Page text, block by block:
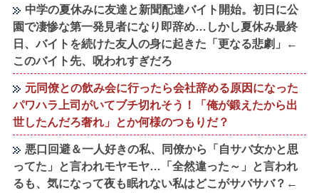
中学の夏休みに友達と新聞配達バイト開始。初日に公
園で凄惨な第一発見者になり即辞め…しかし夏休み最終
日、バイトを続けた友人の身に起きた「更なる悲劇」←
このバイト先、呪われすぎだろ
元同僚との飲み会に行ったら会社辞める原因になった
パワハラ上司がいてブチ切れそう！「俺が鍛えたから出
世したんだろ奢れ」とか何様のつもりだ？
悪口回避＆一人好きの私、同僚から「自サバ女かと思
ってた」と言われモヤモヤ…「全然違った～」と言われ
るも、気になって夜も眠れない私はどこがサバサバ？←